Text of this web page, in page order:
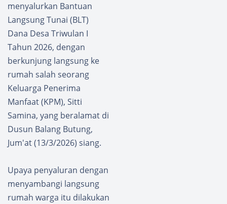
menyalurkan Bantuan
Langsung Tunai (BLT)
Dana Desa Triwulan I
Tahun 2026, dengan
berkunjung langsung ke
rumah salah seorang
Keluarga Penerima
Manfaat (KPM), Sitti
Samina, yang beralamat di
Dusun Balang Butung,
Jum'at (13/3/2026) siang.
Upaya penyaluran dengan
menyambangi langsung
rumah warga itu dilakukan